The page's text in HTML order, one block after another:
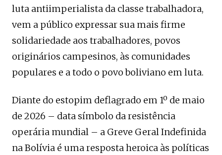
luta antiimperialista da classe trabalhadora,
vem a público expressar sua mais firme
solidariedade aos trabalhadores, povos
originários campesinos, às comunidades
populares e a todo o povo boliviano em luta.
Diante do estopim deflagrado em 1º de maio
de 2026 – data símbolo da resistência
operária mundial – a Greve Geral Indefinida
na Bolívia é uma resposta heroica às políticas